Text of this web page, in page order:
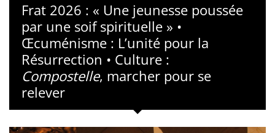
Frat 2026 : « Une jeunesse poussée
par une soif spirituelle » •
Œcuménisme : L’unité pour la
Résurrection • Culture :
Compostelle, marcher pour se
relever